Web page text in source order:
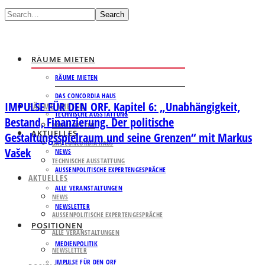
Search
RÄUME MIETEN
RÄUME MIETEN
DAS CONCORDIA HAUS
TECHNISCHE AUSSTATTUNG
AKTUELLES
NEWS
AUSSENPOLITISCHE EXPERTENGESPRÄCHE
ALLE VERANSTALTUNGEN
NEWSLETTER
POSITIONEN
MEDIENPOLITIK
IMPULSE FÜR DEN ORF
RÄUME MIETEN
RÄUME MIETEN
DAS CONCORDIA HAUS
TECHNISCHE AUSSTATTUNG
AKTUELLES
NEWS
AUSSENPOLITISCHE EXPERTENGESPRÄCHE
ALLE VERANSTALTUNGEN
NEWSLETTER
IMPULSE FÜR DEN ORF. Kapitel 6: „Unabhängigkeit,
Bestand, Finanzierung. Der politische
Gestaltungsspielraum und seine Grenzen“ mit Markus
Vašek